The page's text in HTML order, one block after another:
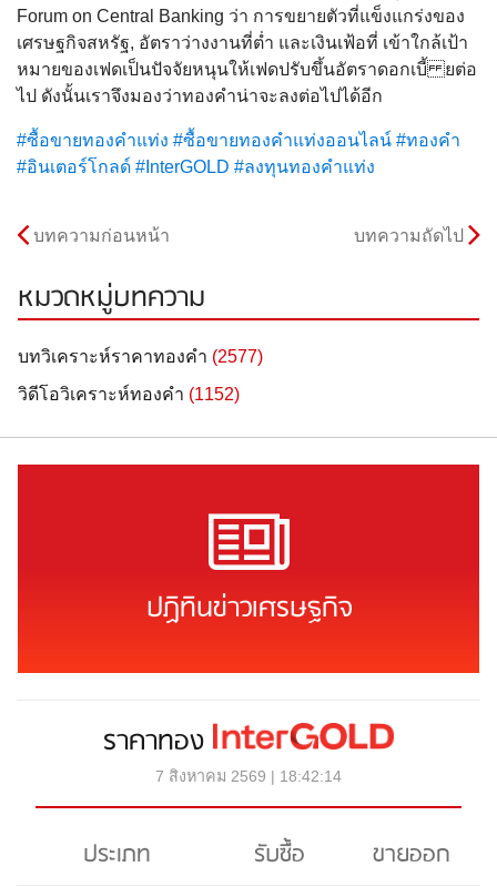
Forum on Central Banking ว่า การขยายตัวที่แข็งแกร่งของ
เศรษฐกิจสหรัฐ, อัตราว่างงานที่ต่ำ และเงินเฟ้อที่ เข้าใกล้เป้า
หมายของเฟดเป็นปัจจัยหนุนให้เฟดปรับขึ้นอัตราดอกเบี้ ยต่อ
ไป ดังนั้นเราจึงมองว่าทองคำน่าจะลงต่อไปได้อีก
#ซื้อขายทองคำแท่ง #ซื้อขายทองคำแท่งออนไลน์ #ทองคำ
#อินเตอร์โกลด์ # InterGOLD #ลงทุนทองคำแท่ง
บทความก่อนหน้า บทความถัดไป
หมวดหมู่บทความ
บทวิเคราะห์ราคาทองคำ (2577)
วิดีโอวิเคราะห์ทองคำ (1152)
ปฏิทินข่าวเศรษฐกิจ
ราคาทอง
7 สิงหาคม 2569 | 18:42:14
ประเภท รับซื้อ ขายออก